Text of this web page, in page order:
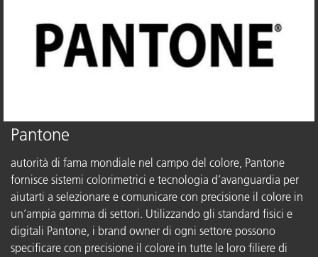
Pantone
autorità di fama mondiale nel campo del colore, Pantone
fornisce sistemi colorimetrici e tecnologia d’avanguardia per
aiutarti a selezionare e comunicare con precisione il colore in
un’ampia gamma di settori. Utilizzando gli standard fisici e
digitali Pantone, i brand owner di ogni settore possono
specificare con precisione il colore in tutte le loro filiere di